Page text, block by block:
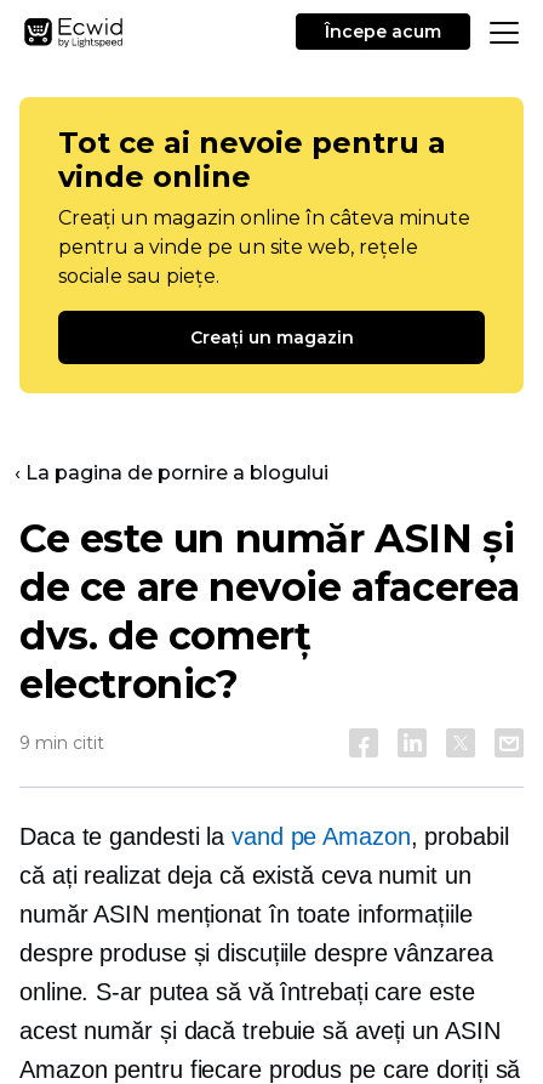
Începe acum
Tot ce ai nevoie pentru a
vinde online
Creați un magazin online în câteva minute
pentru a vinde pe un site web, rețele
sociale sau piețe.
Creați un magazin
‹ La pagina de pornire a blogului
Ce este un număr ASIN și
de ce are nevoie afacerea
dvs. de comerț
electronic?
9 min citit
Daca te gandesti la vand pe Amazon, probabil
că ați realizat deja că există ceva numit un
număr ASIN menționat în toate informațiile
despre produse și discuțiile despre vânzarea
online. S-ar putea să vă întrebați care este
acest număr și dacă trebuie să aveți un ASIN
Amazon pentru fiecare produs pe care doriți să